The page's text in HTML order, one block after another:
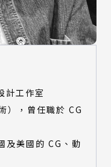
工作室
），曾任職於 CG
及美國的 CG、動